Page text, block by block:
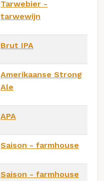
Tarwebier -
tarwewijn
Brut IPA
Amerikaanse Strong
Ale
APA
Saison - farmhouse
Saison - farmhouse